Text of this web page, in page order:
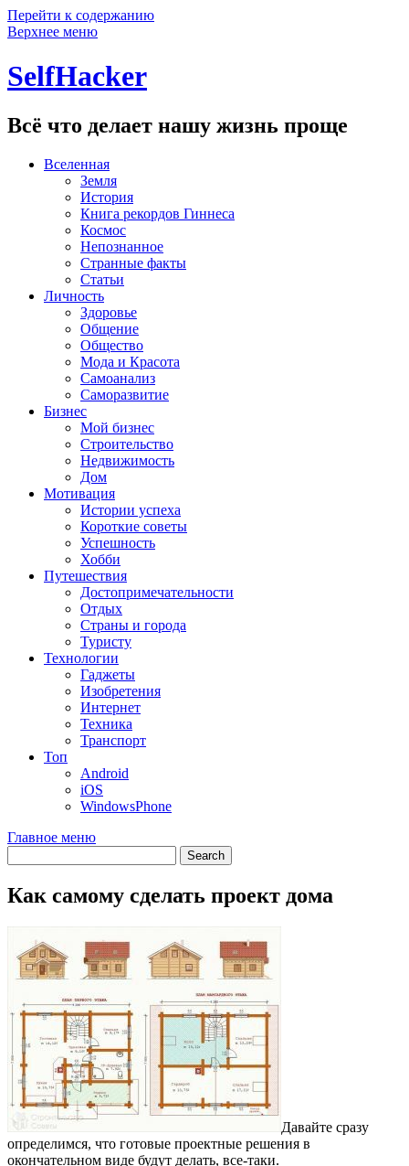
Перейти к содержанию
Верхнее меню
SelfHacker
Всё что делает нашу жизнь проще
Вселенная
Земля
История
Книга рекордов Гиннеса
Космос
Непознанное
Странные факты
Статьи
Личность
Здоровье
Общение
Общество
Мода и Красота
Самоанализ
Саморазвитие
Бизнес
Мой бизнес
Строительство
Недвижимость
Дом
Мотивация
Истории успеха
Короткие советы
Успешность
Хобби
Путешествия
Достопримечательности
Отдых
Страны и города
Туристу
Технологии
Гаджеты
Изобретения
Интернет
Техника
Транспорт
Топ
Android
iOS
WindowsPhone
Главное меню
Как самому сделать проект дома
Давайте сразу
определимся, что готовые проектные решения в
окончательном виде будут делать, все-таки.